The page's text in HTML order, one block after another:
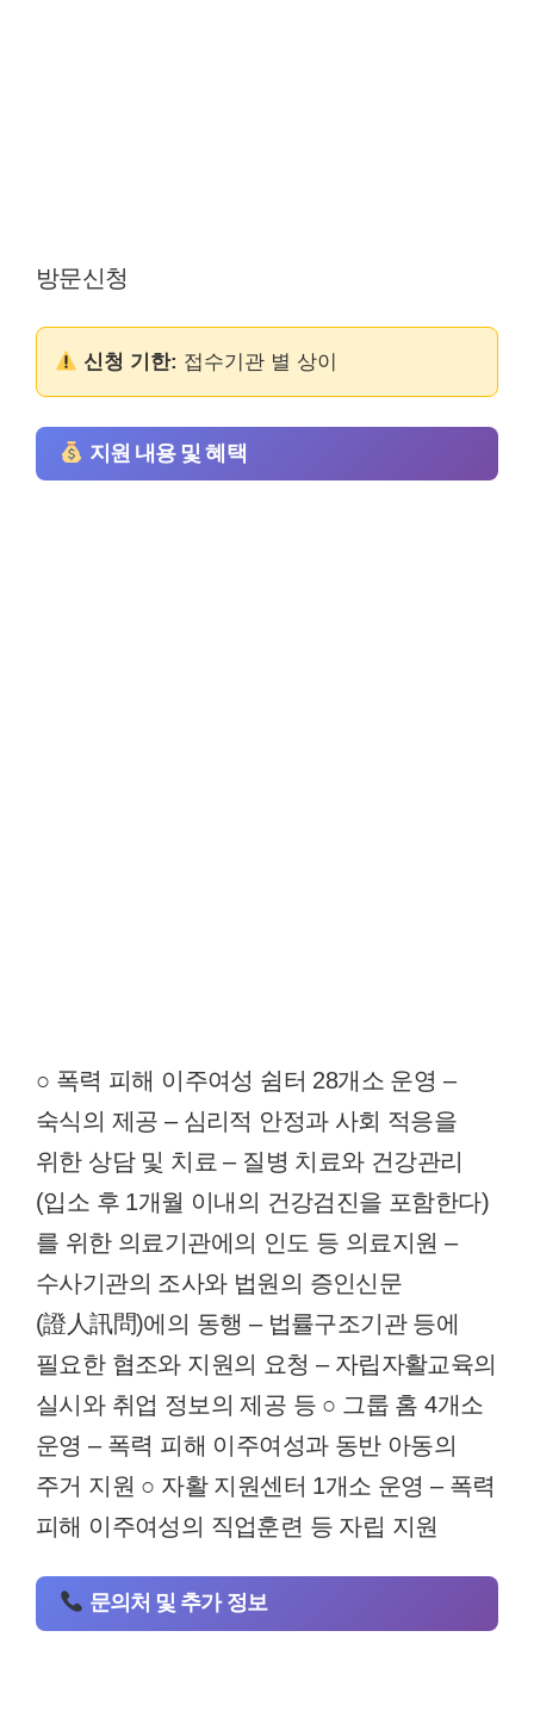
방문신청
신청 기한: 접수기관 별 상이
지원 내용 및 혜택
○ 폭력 피해 이주여성 쉼터 28개소 운영 –
숙식의 제공 – 심리적 안정과 사회 적응을
위한 상담 및 치료 – 질병 치료와 건강관리
(입소 후 1개월 이내의 건강검진을 포함한다)
를 위한 의료기관에의 인도 등 의료지원 –
수사기관의 조사와 법원의 증인신문
(證人訊問)에의 동행 – 법률구조기관 등에
필요한 협조와 지원의 요청 – 자립자활교육의
실시와 취업 정보의 제공 등 ○ 그룹 홈 4개소
운영 – 폭력 피해 이주여성과 동반 아동의
주거 지원 ○ 자활 지원센터 1개소 운영 – 폭력
피해 이주여성의 직업훈련 등 자립 지원
문의처 및 추가 정보